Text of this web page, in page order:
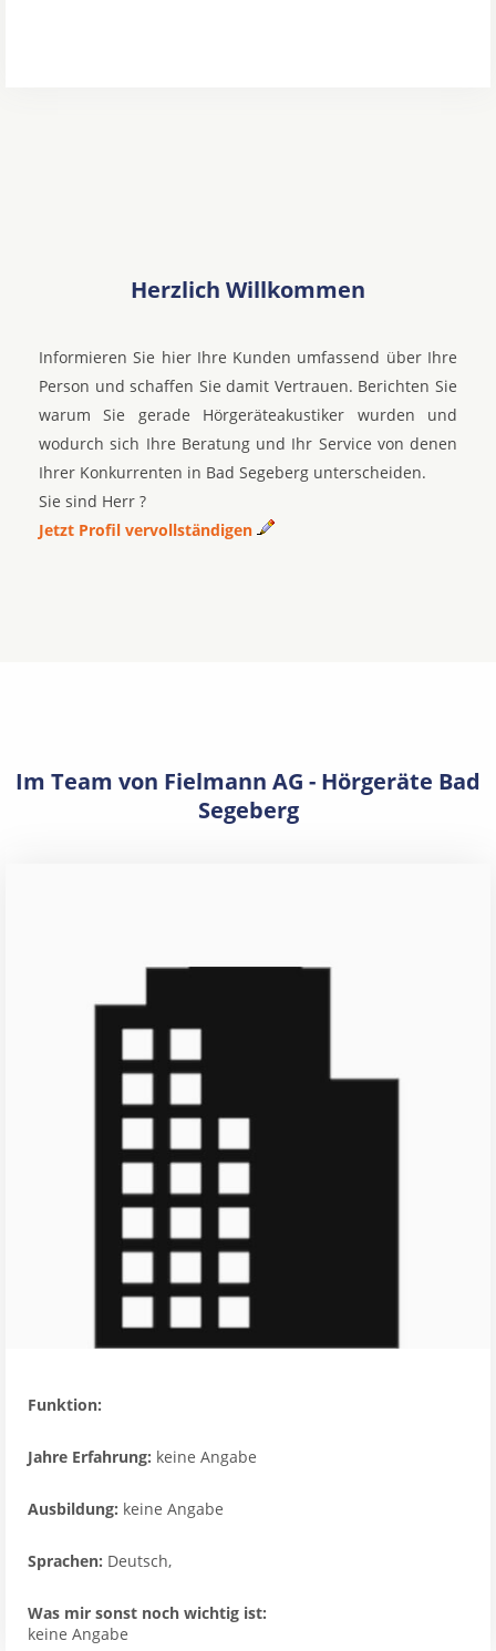
Herzlich Willkommen
Informieren Sie hier Ihre Kunden umfassend über Ihre
Person und schaffen Sie damit Vertrauen. Berichten Sie
warum Sie gerade Hörgeräteakustiker wurden und
wodurch sich Ihre Beratung und Ihr Service von denen
Ihrer Konkurrenten in Bad Segeberg unterscheiden.
Sie sind Herr ?
Jetzt Profil vervollständigen
Im Team von Fielmann AG - Hörgeräte Bad
Segeberg
Funktion:
Jahre Erfahrung: keine Angabe
Ausbildung: keine Angabe
Sprachen: Deutsch,
Was mir sonst noch wichtig ist:
keine Angabe